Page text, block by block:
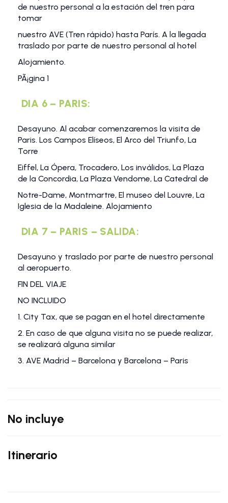
de nuestro personal a la estación del tren para
tomar
nuestro AVE (Tren rápido) hasta París. A la llegada
traslado por parte de nuestro personal al hotel
Alojamiento.
PÃ¡gina 1
DIA 6 – PARIS:
Desayuno. Al acabar comenzaremos la visita de
Paris. Los Campos Elíseos, El Arco del Triunfo, La
Torre
Eiffel, La Ópera, Trocadero, Los inválidos, La Plaza
de la Concordia, La Plaza Vendome, La Catedral de
Notre-Dame, Montmartre, El museo del Louvre, La
Iglesia de la Madaleine. Alojamiento
DIA 7 – PARIS – SALIDA:
Desayuno y traslado por parte de nuestro personal
al aeropuerto.
FIN DEL VIAJE
NO INCLUIDO
1. City Tax, que se pagan en el hotel directamente
2. En caso de que alguna visita no se puede realizar,
se realizará alguna similar
3. AVE Madrid – Barcelona y Barcelona – Paris
No incluye
Itinerario